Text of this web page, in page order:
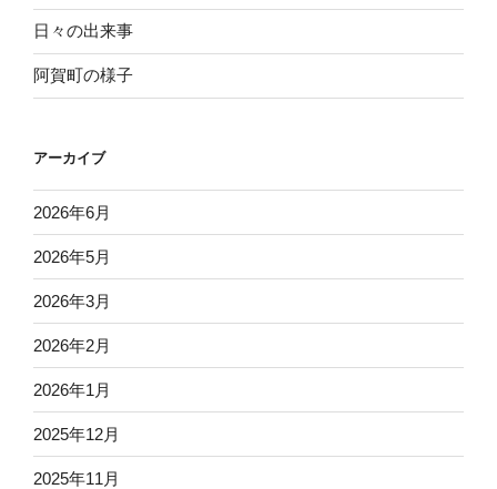
の
シ
ョ
ン
日々の出来事
阿賀町の様子
アーカイブ
2026年6月
2026年5月
2026年3月
2026年2月
2026年1月
2025年12月
2025年11月